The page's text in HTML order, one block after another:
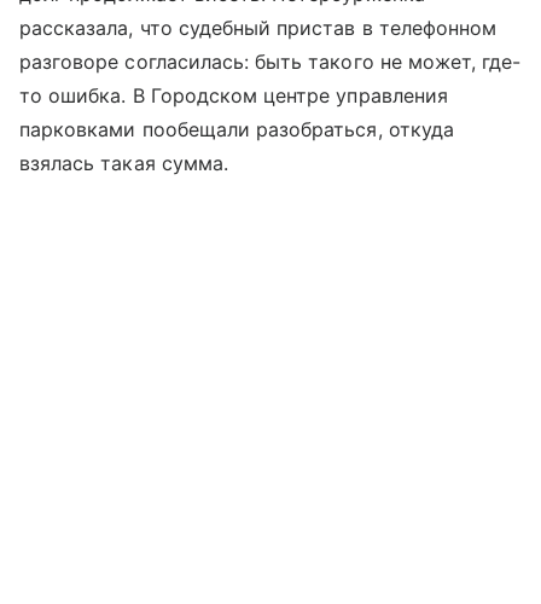
рассказала, что судебный пристав в телефонном
разговоре согласилась: быть такого не может, где-
то ошибка. В Городском центре управления
парковками пообещали разобраться, откуда
взялась такая сумма.